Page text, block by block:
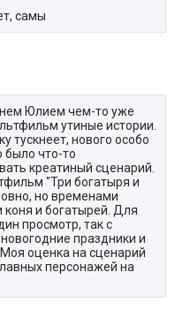
самы
Юлием чем-то уже
утиные истории.
тускнеет, нового особо
было что-то
креатиный сценарий.
"Три богатыря и
но временами
коня и богатырей. Для
просмотр, так с
праздники и
оценка на сценарий
персонажей на